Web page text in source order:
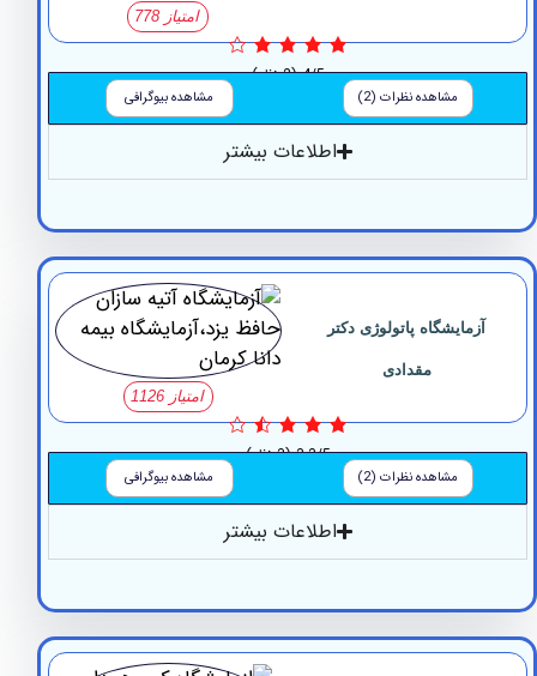
4/5 (2 نظر)
مشاهده نظرات (2) مشاهده بیوگرافی
اطلاعات بیشتر
پاتولوژی دکتر
3.3/5 (3 نظر)
مشاهده نظرات (2) مشاهده بیوگرافی
اطلاعات بیشتر